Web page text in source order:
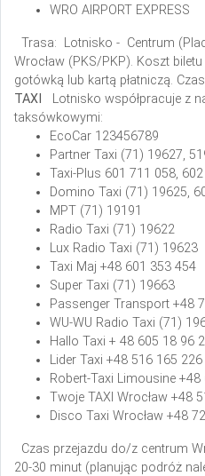
WRO AIRPORT EXPRESS
Trasa: Lotnisko - Centrum
Wrocław (PKS/PKP). Koszt
gotówką lub kartą płatniczą.
TAXI
Lotnisko współpracuje z
taksówkowymi:
EcoCar 123456789
Partner Taxi (71) 19627,
Taxi-Plus 601 711 058,
Domino Taxi (71) 19625,
MPT (71) 19191
Radio Taxi (71) 19622
Lux Radio Taxi (71) 19623
Taxi Maj +48 601 353 454
Super Taxi (71) 19663
Passenger Transport +48
WU-WU Radio Taxi (71)
Hallo Taxi + 48 605 18 96
Lider Taxi +48 516 165 226
Robert-Taxi Limousine +48
Twoje TAXI Wrocław +48
Disco Taxi Wrocław +48
Czas przejazdu do/z centrum
20-30 minut (planując podróż